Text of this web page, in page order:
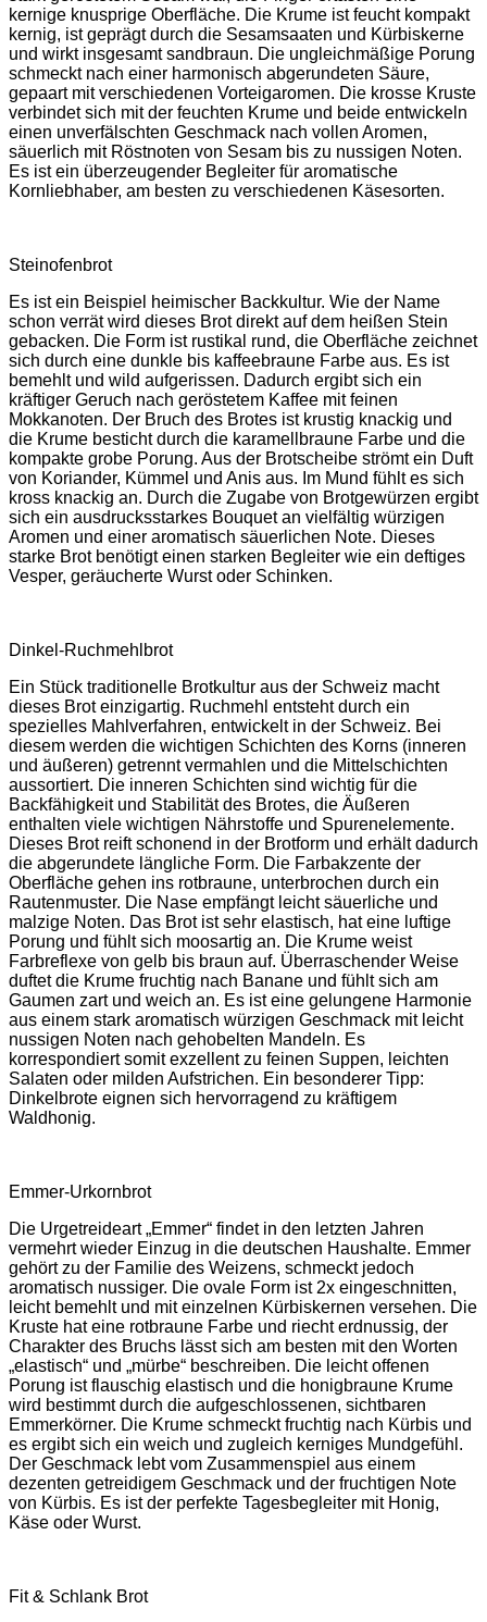
kernige knusprige Oberfläche. Die Krume ist feucht kompakt
kernig, ist geprägt durch die Sesamsaaten und Kürbiskerne
und wirkt insgesamt sandbraun. Die ungleichmäßige Porung
schmeckt nach einer harmonisch abgerundeten Säure,
gepaart mit verschiedenen Vorteigaromen. Die krosse Kruste
verbindet sich mit der feuchten Krume und beide entwickeln
einen unverfälschten Geschmack nach vollen Aromen,
säuerlich mit Röstnoten von Sesam bis zu nussigen Noten.
Es ist ein überzeugender Begleiter für aromatische
Kornliebhaber, am besten zu verschiedenen Käsesorten.
Steinofenbrot
Es ist ein Beispiel heimischer Backkultur. Wie der Name
schon verrät wird dieses Brot direkt auf dem heißen Stein
gebacken. Die Form ist rustikal rund, die Oberfläche zeichnet
sich durch eine dunkle bis kaffeebraune Farbe aus. Es ist
bemehlt und wild aufgerissen. Dadurch ergibt sich ein
kräftiger Geruch nach geröstetem Kaffee mit feinen
Mokkanoten. Der Bruch des Brotes ist krustig knackig und
die Krume besticht durch die karamellbraune Farbe und die
kompakte grobe Porung. Aus der Brotscheibe strömt ein Duft
von Koriander, Kümmel und Anis aus. Im Mund fühlt es sich
kross knackig an. Durch die Zugabe von Brotgewürzen ergibt
sich ein ausdrucksstarkes Bouquet an vielfältig würzigen
Aromen und einer aromatisch säuerlichen Note. Dieses
starke Brot benötigt einen starken Begleiter wie ein deftiges
Vesper, geräucherte Wurst oder Schinken.
Dinkel-Ruchmehlbrot
Ein Stück traditionelle Brotkultur aus der Schweiz macht
dieses Brot einzigartig. Ruchmehl entsteht durch ein
spezielles Mahlverfahren, entwickelt in der Schweiz. Bei
diesem werden die wichtigen Schichten des Korns (inneren
und äußeren) getrennt vermahlen und die Mittelschichten
aussortiert. Die inneren Schichten sind wichtig für die
Backfähigkeit und Stabilität des Brotes, die Äußeren
enthalten viele wichtigen Nährstoffe und Spurenelemente.
Dieses Brot reift schonend in der Brotform und erhält dadurch
die abgerundete längliche Form. Die Farbakzente der
Oberfläche gehen ins rotbraune, unterbrochen durch ein
Rautenmuster. Die Nase empfängt leicht säuerliche und
malzige Noten. Das Brot ist sehr elastisch, hat eine luftige
Porung und fühlt sich moosartig an. Die Krume weist
Farbreflexe von gelb bis braun auf. Überraschender Weise
duftet die Krume fruchtig nach Banane und fühlt sich am
Gaumen zart und weich an. Es ist eine gelungene Harmonie
aus einem stark aromatisch würzigen Geschmack mit leicht
nussigen Noten nach gehobelten Mandeln. Es
korrespondiert somit exzellent zu feinen Suppen, leichten
Salaten oder milden Aufstrichen. Ein besonderer Tipp:
Dinkelbrote eignen sich hervorragend zu kräftigem
Waldhonig.
Emmer-Urkornbrot
Die Urgetreideart „Emmer“ findet in den letzten Jahren
vermehrt wieder Einzug in die deutschen Haushalte. Emmer
gehört zu der Familie des Weizens, schmeckt jedoch
aromatisch nussiger. Die ovale Form ist 2x eingeschnitten,
leicht bemehlt und mit einzelnen Kürbiskernen versehen. Die
Kruste hat eine rotbraune Farbe und riecht erdnussig, der
Charakter des Bruchs lässt sich am besten mit den Worten
„elastisch“ und „mürbe“ beschreiben. Die leicht offenen
Porung ist flauschig elastisch und die honigbraune Krume
wird bestimmt durch die aufgeschlossenen, sichtbaren
Emmerkörner. Die Krume schmeckt fruchtig nach Kürbis und
es ergibt sich ein weich und zugleich kerniges Mundgefühl.
Der Geschmack lebt vom Zusammenspiel aus einem
dezenten getreidigem Geschmack und der fruchtigen Note
von Kürbis. Es ist der perfekte Tagesbegleiter mit Honig,
Käse oder Wurst.
Fit & Schlank Brot